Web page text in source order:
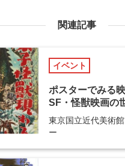
関連記事
イベント
ポスターでみる
SF・怪獣映画の
東京国立近代美術
ー